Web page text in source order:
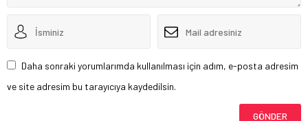
Daha sonraki yorumlarımda kullanılması için adım, e-posta adresim
ve site adresim bu tarayıcıya kaydedilsin.